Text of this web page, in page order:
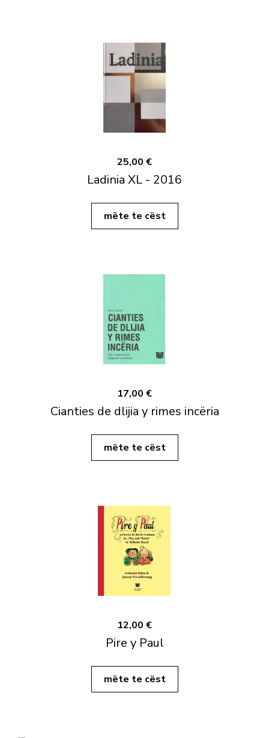
25,00 €
Ladinia XL - 2016
mëte te cëst
17,00 €
Cianties de dlijia y rimes incëria
mëte te cëst
12,00 €
Pire y Paul
mëte te cëst